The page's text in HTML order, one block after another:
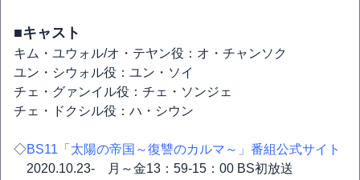
■キャスト
キム・ユウォル/オ・テヤン役：オ・チャンソク
ユン・シウォル役：ユン・ソイ
チェ・グァンイル役：チェ・ソンジェ
チェ・ドクシル役：ハ・シウン
◇BS11「太陽の帝国～復讐のカルマ～」番組公式サイト
2020.10.23- 月～金13：59-15：00 BS初放送